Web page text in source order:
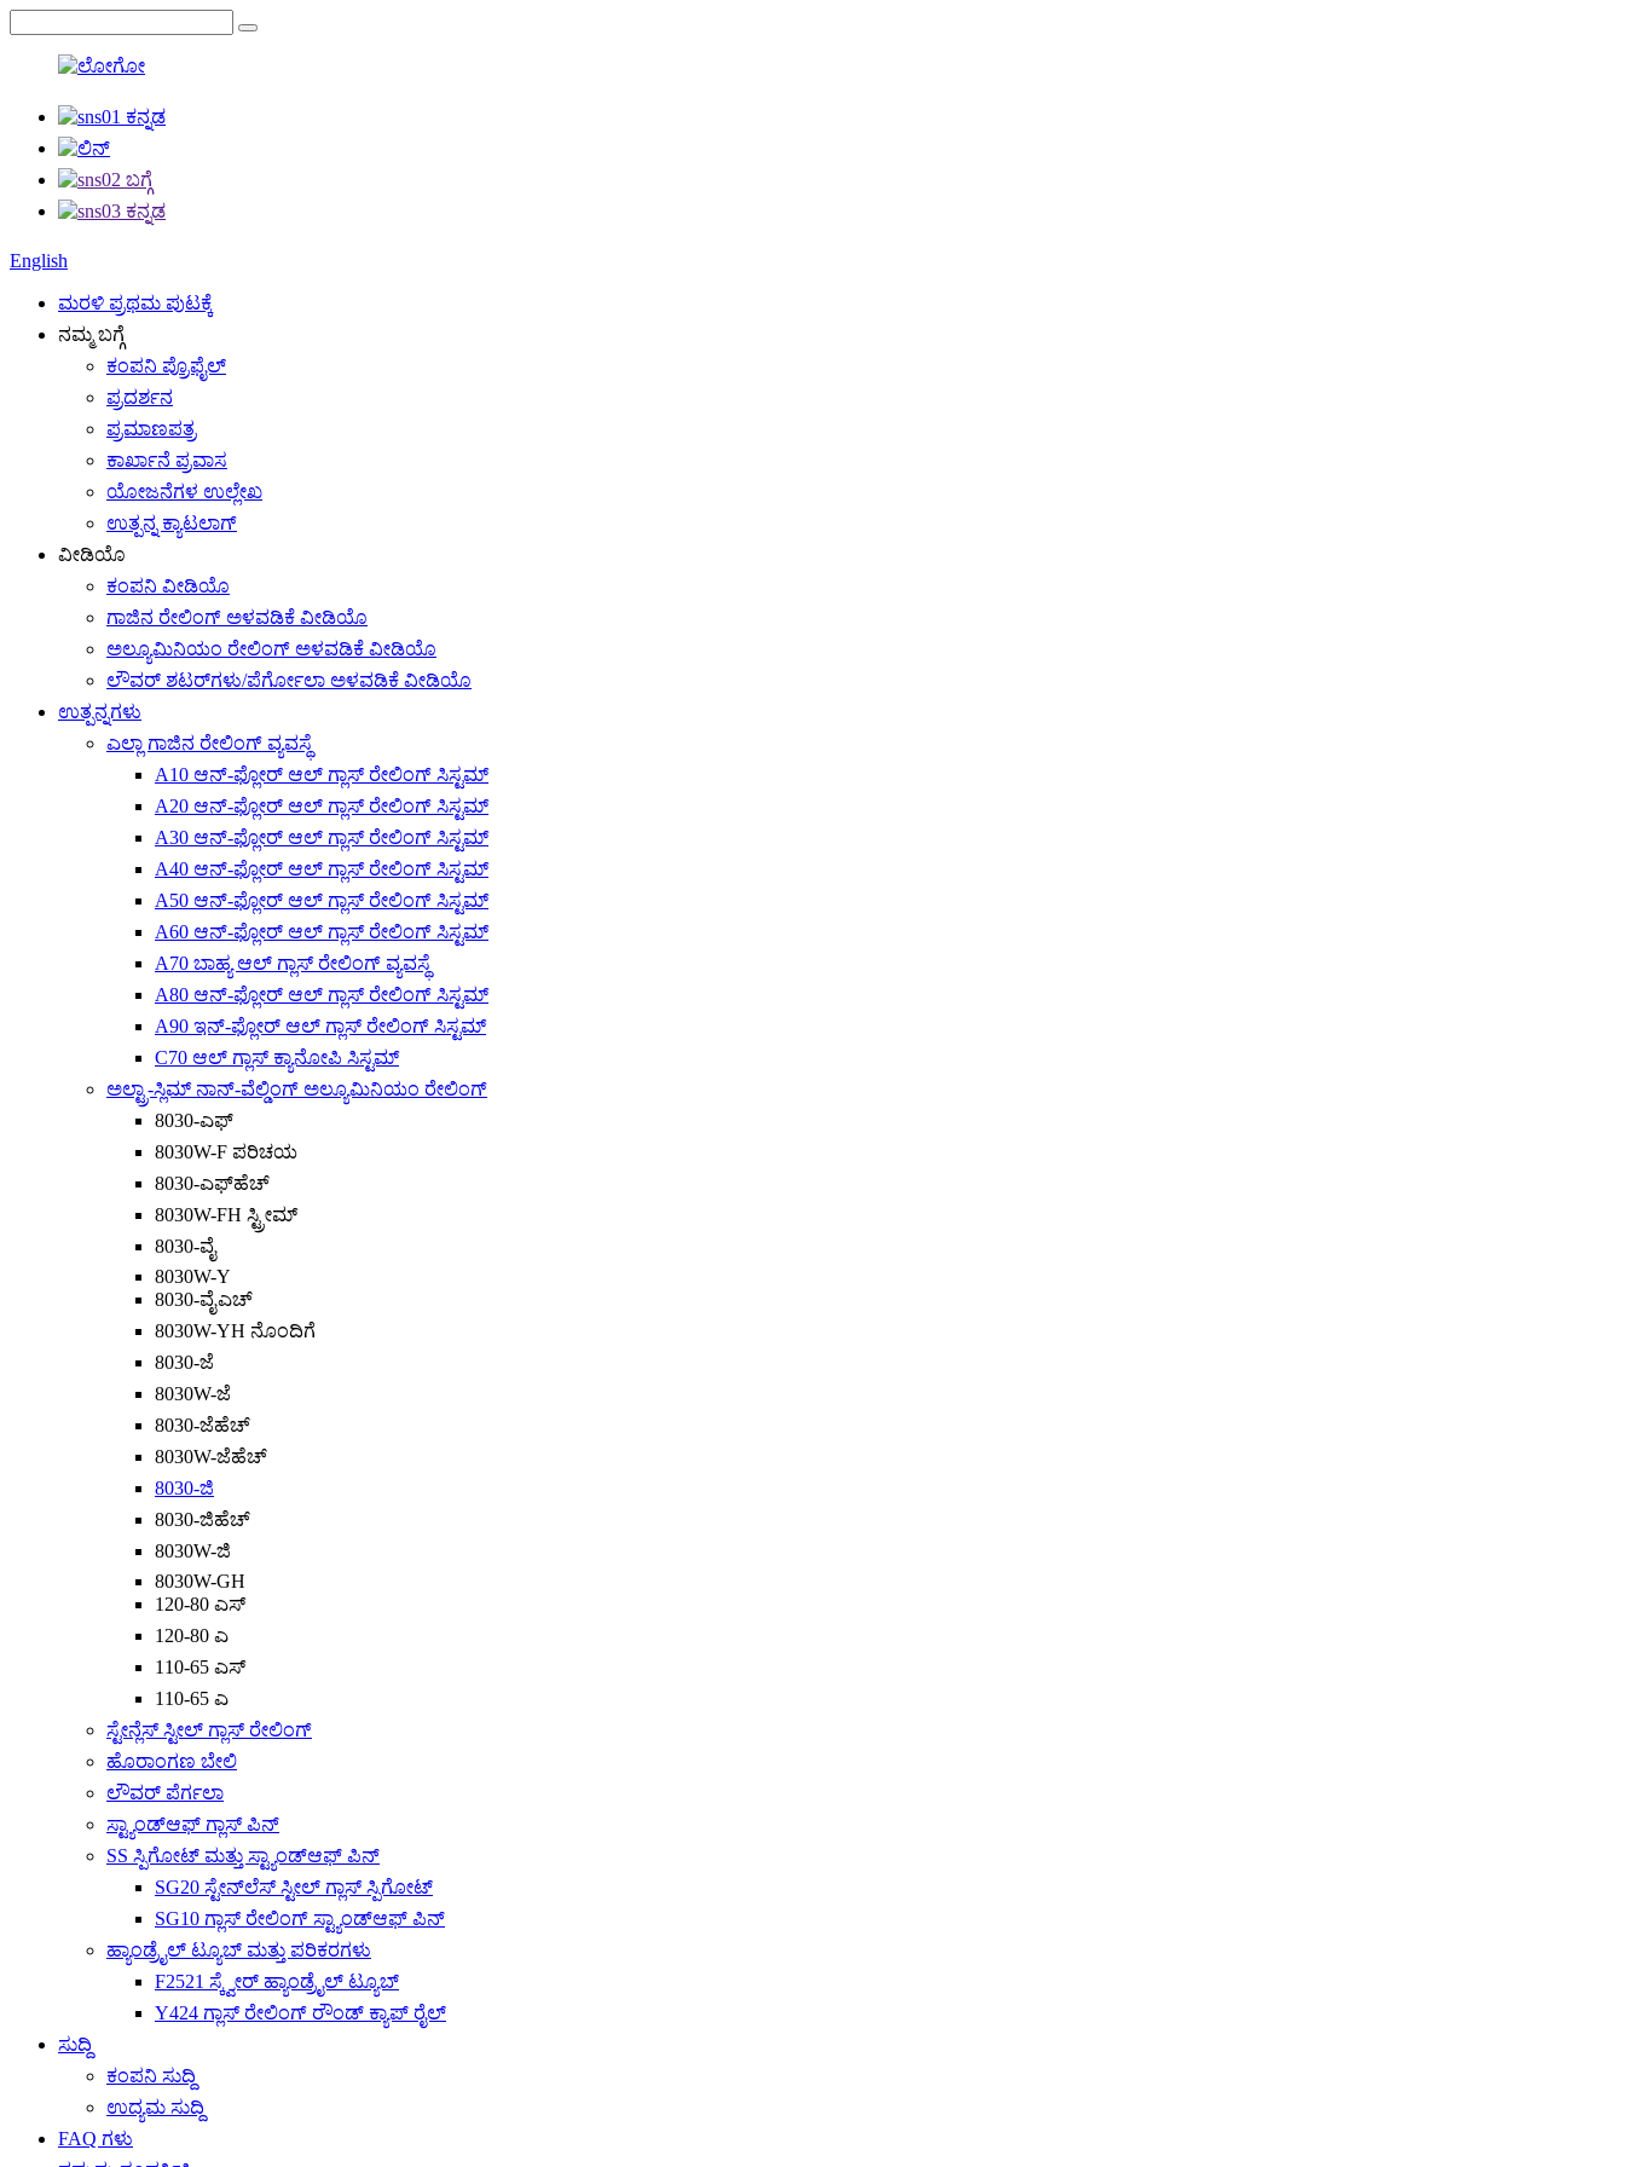
English
ಮರಳಿ ಪ್ರಥಮ ಪುಟಕ್ಕೆ
ನಮ್ಮ ಬಗ್ಗೆ
ಕಂಪನಿ ಪ್ರೊಫೈಲ್
ಪ್ರದರ್ಶನ
ಪ್ರಮಾಣಪತ್ರ
ಕಾರ್ಖಾನೆ ಪ್ರವಾಸ
ಯೋಜನೆಗಳ ಉಲ್ಲೇಖ
ಉತ್ಪನ್ನ ಕ್ಯಾಟಲಾಗ್
ವೀಡಿಯೊ
ಕಂಪನಿ ವೀಡಿಯೊ
ಗಾಜಿನ ರೇಲಿಂಗ್ ಅಳವಡಿಕೆ ವೀಡಿಯೊ
ಅಲ್ಯೂಮಿನಿಯಂ ರೇಲಿಂಗ್ ಅಳವಡಿಕೆ ವೀಡಿಯೊ
ಲೌವರ್ ಶಟರ್‌ಗಳು/ಪೆರ್ಗೋಲಾ ಅಳವಡಿಕೆ ವೀಡಿಯೊ
ಉತ್ಪನ್ನಗಳು
ಎಲ್ಲಾ ಗಾಜಿನ ರೇಲಿಂಗ್ ವ್ಯವಸ್ಥೆ
A10 ಆನ್-ಫ್ಲೋರ್ ಆಲ್ ಗ್ಲಾಸ್ ರೇಲಿಂಗ್ ಸಿಸ್ಟಮ್
A20 ಆನ್-ಫ್ಲೋರ್ ಆಲ್ ಗ್ಲಾಸ್ ರೇಲಿಂಗ್ ಸಿಸ್ಟಮ್
A30 ಆನ್-ಫ್ಲೋರ್ ಆಲ್ ಗ್ಲಾಸ್ ರೇಲಿಂಗ್ ಸಿಸ್ಟಮ್
A40 ಆನ್-ಫ್ಲೋರ್ ಆಲ್ ಗ್ಲಾಸ್ ರೇಲಿಂಗ್ ಸಿಸ್ಟಮ್
A50 ಆನ್-ಫ್ಲೋರ್ ಆಲ್ ಗ್ಲಾಸ್ ರೇಲಿಂಗ್ ಸಿಸ್ಟಮ್
A60 ಆನ್-ಫ್ಲೋರ್ ಆಲ್ ಗ್ಲಾಸ್ ರೇಲಿಂಗ್ ಸಿಸ್ಟಮ್
A70 ಬಾಹ್ಯ ಆಲ್ ಗ್ಲಾಸ್ ರೇಲಿಂಗ್ ವ್ಯವಸ್ಥೆ
A80 ಆನ್-ಫ್ಲೋರ್ ಆಲ್ ಗ್ಲಾಸ್ ರೇಲಿಂಗ್ ಸಿಸ್ಟಮ್
A90 ಇನ್-ಫ್ಲೋರ್ ಆಲ್ ಗ್ಲಾಸ್ ರೇಲಿಂಗ್ ಸಿಸ್ಟಮ್
C70 ಆಲ್ ಗ್ಲಾಸ್ ಕ್ಯಾನೋಪಿ ಸಿಸ್ಟಮ್
ಅಲ್ಟ್ರಾ-ಸ್ಲಿಮ್ ನಾನ್-ವೆಲ್ಡಿಂಗ್ ಅಲ್ಯೂಮಿನಿಯಂ ರೇಲಿಂಗ್
8030-ಎಫ್
8030W-F ಪರಿಚಯ
8030-ಎಫ್‌ಹೆಚ್
8030W-FH ಸ್ಟ್ರೀಮ್
8030-ವೈ
8030W-Y
8030-ವೈಎಚ್
8030W-YH ನೊಂದಿಗೆ
8030-ಜೆ
8030W-ಜೆ
8030-ಜೆಹೆಚ್
8030W-ಜೆಹೆಚ್
8030-ಜಿ
8030-ಜಿಹೆಚ್
8030W-ಜಿ
8030W-GH
120-80 ಎಸ್
120-80 ಎ
110-65 ಎಸ್
110-65 ಎ
ಸ್ಟೇನ್ಲೆಸ್ ಸ್ಟೀಲ್ ಗ್ಲಾಸ್ ರೇಲಿಂಗ್
ಹೊರಾಂಗಣ ಬೇಲಿ
ಲೌವರ್ ಪೆರ್ಗಲಾ
ಸ್ಟ್ಯಾಂಡ್‌ಆಫ್ ಗ್ಲಾಸ್ ಪಿನ್
SS ಸ್ಪಿಗೋಟ್ ಮತ್ತು ಸ್ಟ್ಯಾಂಡ್‌ಆಫ್ ಪಿನ್
SG20 ಸ್ಟೇನ್‌ಲೆಸ್ ಸ್ಟೀಲ್ ಗ್ಲಾಸ್ ಸ್ಪಿಗೋಟ್
SG10 ಗ್ಲಾಸ್ ರೇಲಿಂಗ್ ಸ್ಟ್ಯಾಂಡ್‌ಆಫ್ ಪಿನ್
ಹ್ಯಾಂಡ್ರೈಲ್ ಟ್ಯೂಬ್ ಮತ್ತು ಪರಿಕರಗಳು
F2521 ಸ್ಕ್ವೇರ್ ಹ್ಯಾಂಡ್ರೈಲ್ ಟ್ಯೂಬ್
Y424 ಗ್ಲಾಸ್ ರೇಲಿಂಗ್ ರೌಂಡ್ ಕ್ಯಾಪ್ ರೈಲ್
ಸುದ್ದಿ
ಕಂಪನಿ ಸುದ್ದಿ
ಉದ್ಯಮ ಸುದ್ದಿ
FAQ ಗಳು